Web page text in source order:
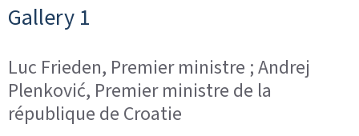
Gallery 1
Luc Frieden, Premier ministre ; Andrej
Plenković, Premier ministre de la
république de Croatie